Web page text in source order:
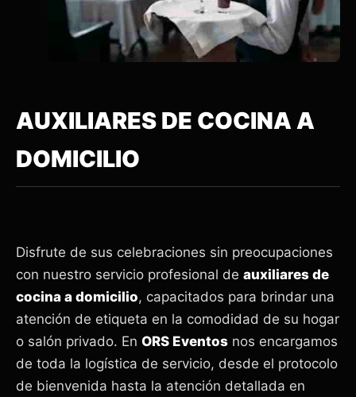
AUXILIARES DE COCINA A
DOMICILIO
Disfrute de sus celebraciones sin preocupaciones
con nuestro servicio profesional de auxiliares de
cocina a domicilio, capacitados para brindar una
atención de etiqueta en la comodidad de su hogar
o salón privado. En ORS Eventos nos encargamos
de toda la logística de servicio, desde el protocolo
de bienvenida hasta la atención detallada en